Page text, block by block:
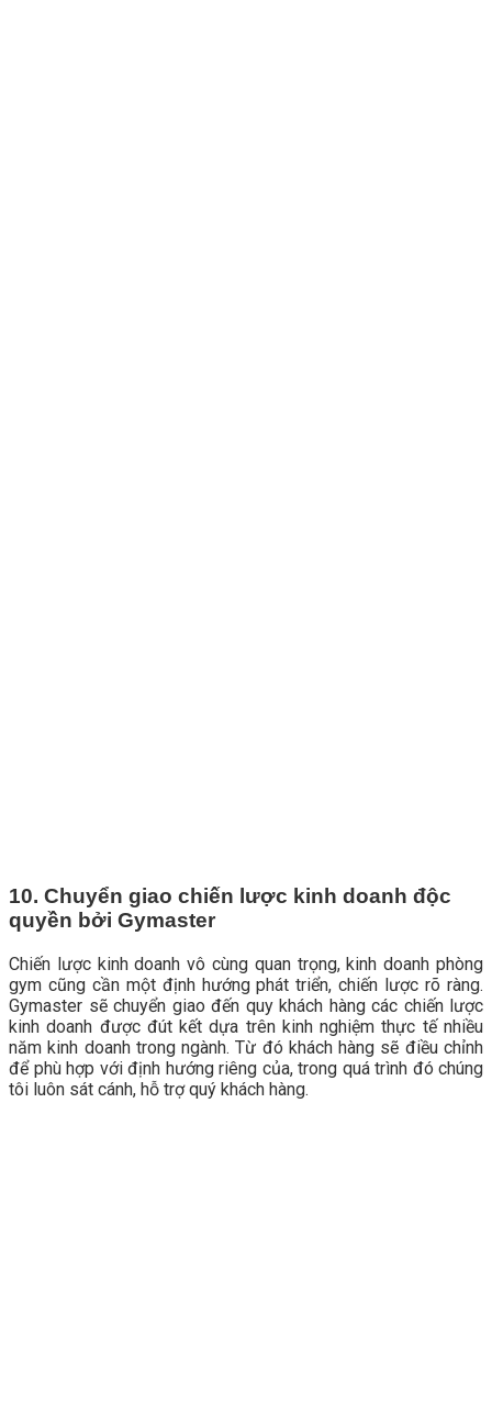
10. Chuyển giao chiến lược kinh doanh độc
quyền bởi Gymaster
Chiến lược kinh doanh vô cùng quan trọng, kinh doanh phòng
gym cũng cần một định hướng phát triển, chiến lược rõ ràng.
Gymaster sẽ chuyển giao đến quy khách hàng các chiến lược
kinh doanh được đút kết dựa trên kinh nghiệm thực tế nhiều
năm kinh doanh trong ngành. Từ đó khách hàng sẽ điều chỉnh
để phù hợp với định hướng riêng của, trong quá trình đó chúng
tôi luôn sát cánh, hỗ trợ quý khách hàng.